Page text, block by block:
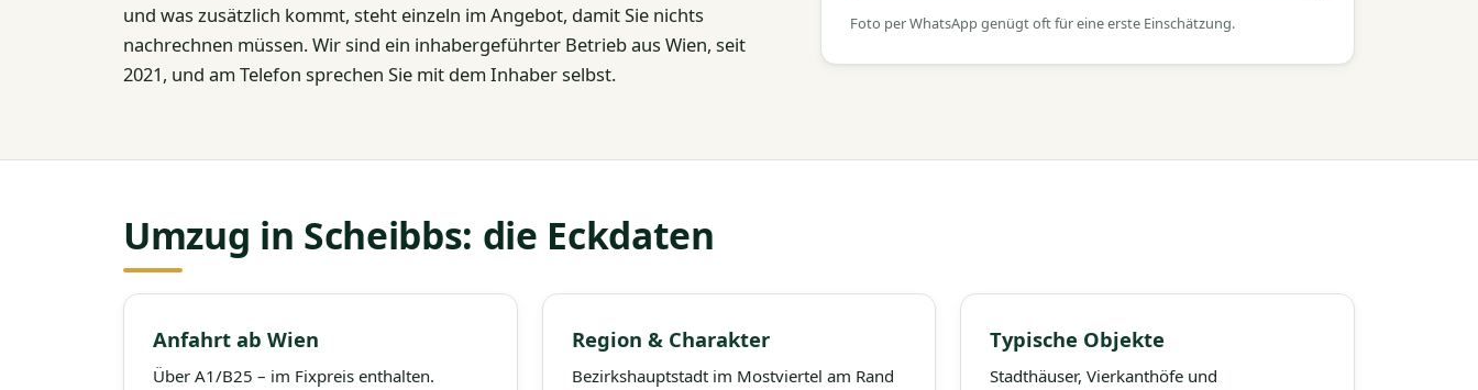
und was zusätzlich kommt, steht einzeln im Angebot, damit Sie nichts
nachrechnen müssen. Wir sind ein inhabergeführter Betrieb aus Wien, seit
2021, und am Telefon sprechen Sie mit dem Inhaber selbst.
Foto per WhatsApp genügt oft für eine erste Einschätzung.
Umzug in Scheibbs: die Eckdaten
Anfahrt ab Wien
Über A1/B25 – im Fixpreis enthalten.
Region & Charakter
Bezirkshauptstadt im Mostviertel am Rand
Typische Objekte
Stadthäuser, Vierkanthöfe und